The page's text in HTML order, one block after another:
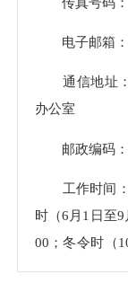
电子邮箱：
通信地址：
办公室
邮政编码：
工作时间：
时（6月1日至
00；冬令时（
下午2:30-6:00